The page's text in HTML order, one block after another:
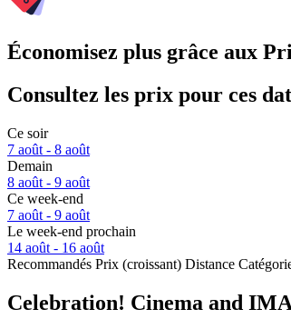
Économisez plus grâce aux
Consultez les prix pour ces
Ce soir
7 août - 8 août
Demain
8 août - 9 août
Ce week-end
7 août - 9 août
Le week-end prochain
14 août - 16 août
Recommandés Prix (croissant) Distance
Celebration! Cinema and